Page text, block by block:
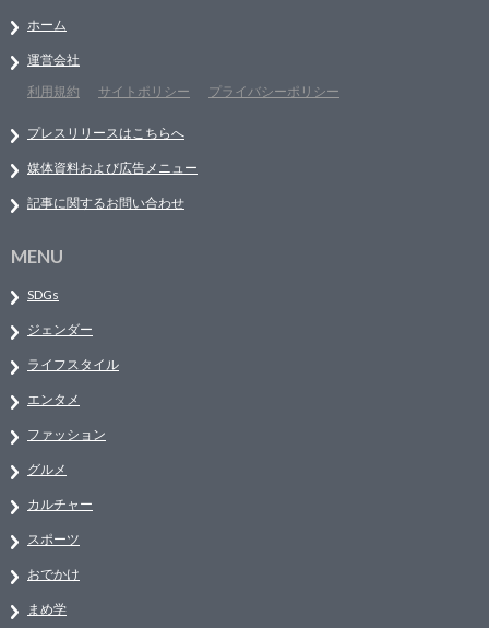
ホーム
運営会社
利用規約
サイトポリシー プライバシーポリシー
プレスリリースはこちらへ
媒体資料および広告メニュー
記事に関するお問い合わせ
MENU
SDGs
ジェンダー
ライフスタイル
エンタメ
ファッション
グルメ
カルチャー
スポーツ
おでかけ
まめ学